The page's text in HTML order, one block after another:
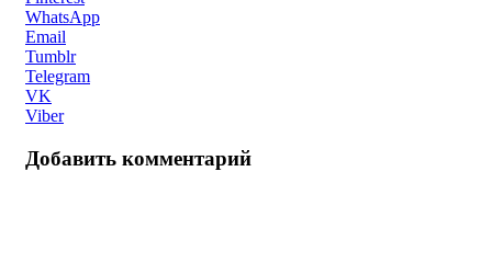
WhatsApp
Email
Tumblr
Telegram
VK
Viber
Добавить комментарий